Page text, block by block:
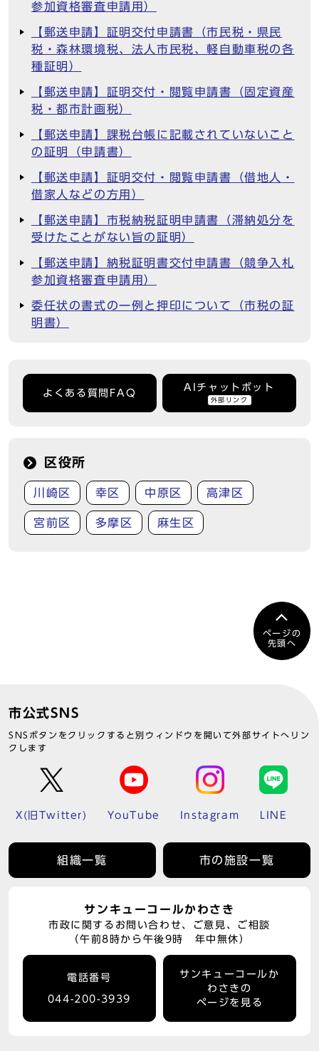
参加資格審査申請用）
【郵送申請】証明交付申請書（市民税・県民
税・森林環境税、法人市民税、軽自動車税の各
種証明）
【郵送申請】証明交付・閲覧申請書（固定資産
税・都市計画税）
【郵送申請】課税台帳に記載されていないこと
の証明（申請書）
【郵送申請】証明交付・閲覧申請書（借地人・
借家人などの方用）
【郵送申請】市税納税証明申請書（滞納処分を
受けたことがない旨の証明）
【郵送申請】納税証明書交付申請書（競争入札
参加資格審査申請用）
委任状の書式の一例と押印について（市税の証
明書）
よくある質問FAQ
AIチャットボット
外部リンク
区役所
川崎区 幸区 中原区 高津区
宮前区 多摩区 麻生区
ページの
先頭へ
市公式SNS
SNSボタンをクリックすると別ウィンドウを開いて外部サイトへリン
クします
X(旧Twitter) YouTube Instagram LINE
組織一覧 市の施設一覧
サンキューコールかわさき
市政に関するお問い合わせ、ご意見、ご相談
（午前8時から午後9時 年中無休）
電話番号
044-200-3939
サンキューコールか
わさきの
ページを見る